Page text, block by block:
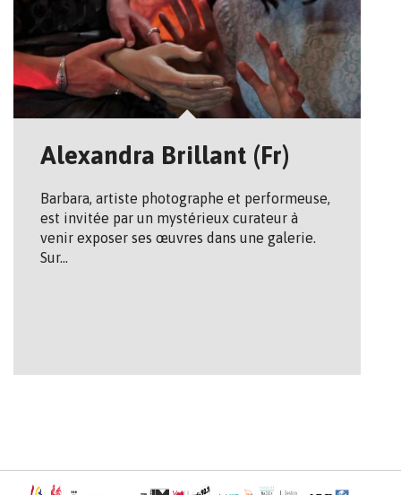
Alexandra Brillant (Fr)
Barbara, artiste photographe et performeuse,
est invitée par un mystérieux curateur à
venir exposer ses œuvres dans une galerie.
Sur…